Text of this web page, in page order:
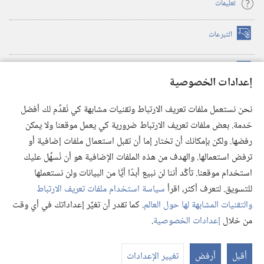
إعدادات الخصوصية
نحن نستعمل ملفات تعريف الارتباط وتقنيات مشابهة كي نُقدِّم لك أفضل
خدمة. بعض ملفات تعريف الارتباط ضرورية كي يعمل موقعنا ولا يمكن
رفضها. ولكن بإمكانك أن تختار إما أن تقبل استعمال ملفات إضافية أو
ترفض استعمالها. والهدف من هذه الملفات الإضافية هو أن نُسهِّل عليك
استخدام موقعنا. تأكَّد أننا لن نبيع أبدًا أيًّا من البيانات ولن نستعملها
للتسويق. لتعرف أكثر، اقرأسياسة استخدام ملفات تعريف الارتباط
والتقنيات المشابهة لها حول العالم. كما تقدر أن تغيِّر إعداداتك في أي وقت
من خلال إعدادات الخصوصية.
أقبل أرفض تغيير الإعدادات
تعليمات
التبرعات (يفتح
نافذة
(يفتح
نافذة
(يفتح
نافذة
جديدة) تطبيق ®
JW Library
مكتبة برج المراقبة
© 2026 .Watch Tower Bible and Tract Society of Pennsylvania